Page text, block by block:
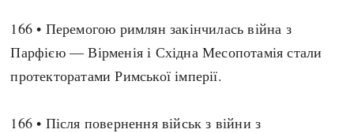
done
166 • Перемогою римлян закінчилась війна з
Парфією — Вірменія і Східна Месопотамія стали
протекторатами Римської імперії.
166 • Після повернення військ з війни з